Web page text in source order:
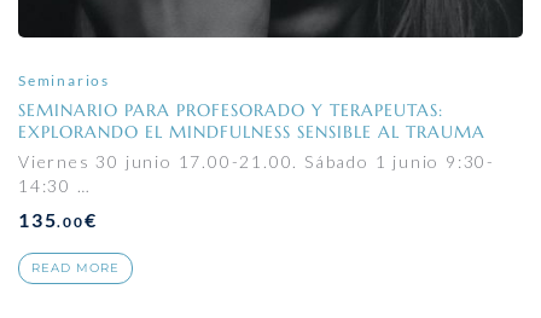
Seminarios
SEMINARIO PARA PROFESORADO Y TERAPEUTAS:
EXPLORANDO EL MINDFULNESS SENSIBLE AL TRAUMA
Viernes 30 junio 17.00-21.00. Sábado 1 junio 9:30-
14:30 …
135.00€
READ MORE